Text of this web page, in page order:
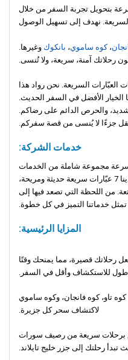
بتحويل تجربة السفر من خلال
نهدف إلى تسهيل الوصول
،كوه ساموي، بانكوك وغيرها.
رحلاتك آمنة، سريعة، ولا تُنسى.
العبّارات السريعة. نحن رواد هذا
الخيار الأفضل في السفر الحديث.
والحرص الدائم على رضاكم.
جزءًا لا يُنسى من قصة سفركم.
خدمات الشركة:
مجموعة شاملة من الخدمات
لتلبية احتياجات سفرك المتنوعة. لدينا 7 عبّارات سريعة حديثة ومريحة،
من اللحظة التي تصعد فيها إلى
خدماتنا التميز في كل خطوة.
المزايا الرئيسية:
رحلاتك قصيرة، مما يمنحك وقتًا
للاستكشاف وأقل في السفر.
كوه تاو، كوه فانجان، وكوه ساموي
لاكتشاف سحر كل جزيرة.
برحلات سريعة من رصيف سورات
تبدأ رحلتك إلى جزر خليج تايلاند.